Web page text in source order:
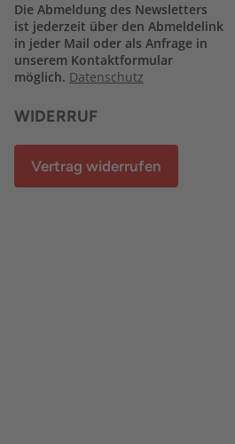
Die Abmeldung des Newsletters
ist jederzeit über den Abmeldelink
in jeder Mail oder als Anfrage in
unserem Kontaktformular
möglich. Datenschutz
WIDERRUF
Vertrag widerrufen